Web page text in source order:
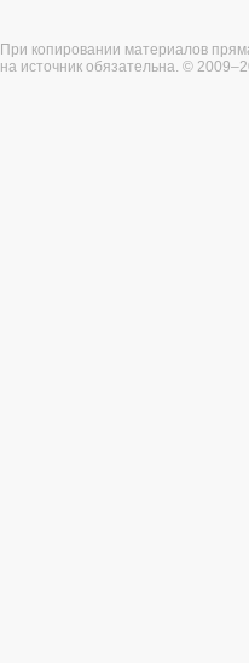
При копировании материалов
на источник обязательна. ©